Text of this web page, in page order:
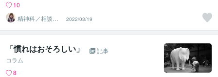
10
精神科／相談員
＊ 峰川みゆう
2022/03/19
「慣れはおそろしい」
記事
コラム
8